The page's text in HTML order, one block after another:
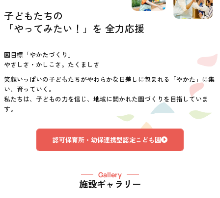
子どもたちの
「やってみたい！」を 全力応援
園目標「やかたづくり」
やさしさ・かしこさ。たくましさ
笑顔いっぱいの子どもたちがやわらかな日差しに包まれる「やかた」に集
い、育っていく。
私たちは、子どもの力を信じ、地域に開かれた園づくりを目指していま
す。
認可保育所・幼保連携型認定こども園
Gallery
施設ギャラリー